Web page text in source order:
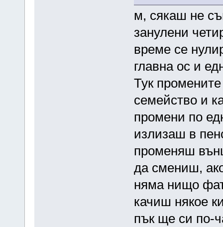
м, сякаш не
занулени
време се
главна ос и
Тук
семейство и
промени по
излизаш в
променяш
да смениш,
няма нищо
качиш някое
пък ще си по-